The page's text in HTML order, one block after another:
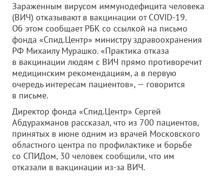
Зараженным вирусом иммунодефицита человека
(ВИЧ) отказывают в вакцинации от COVID-19.
Об этом сообщает РБК со ссылкой на письмо
фонда «Спид.Центр» министру здравоохранения
РФ Михаилу Мурашко. «Практика отказа
в вакцинации людям с ВИЧ прямо противоречит
медицинским рекомендациям, а в первую
очередь интересам пациентов», — говорится
в письме.
Директор фонда «Спид.Центр» Сергей
Абдурахманов рассказал, что из 700 пациентов,
принятых в июне одним из врачей Московского
областного центра по профилактике и борьбе
со СПИДом, 30 человек сообщили, что им
отказали в вакцинации из-за ВИЧ.